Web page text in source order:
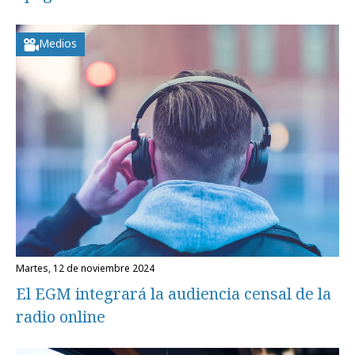
Medios
martes, 12 de noviembre 2024
El EGM integrará la audiencia censal de la
radio online